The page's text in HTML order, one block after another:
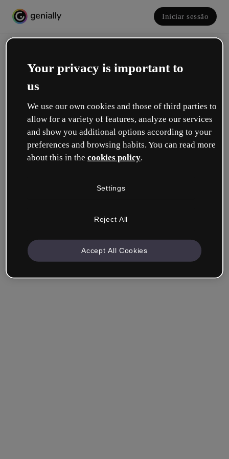
Iniciar sessão
Crie a sua conta! É grátis!
Qual descreve melhor a sua função?
Empresa & Profissionais
outra área.
Your privacy is important to
us
We use our own cookies and those of third parties to
allow for a variety of features, analyze our services
and show you additional options according to your
preferences and browsing habits. You can read more
about this in the cookies policy.
Settings
Reject All
Accept All Cookies